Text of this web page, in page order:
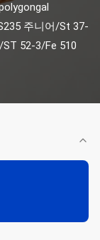
주니어/St 37-
ST 52-3/Fe 510